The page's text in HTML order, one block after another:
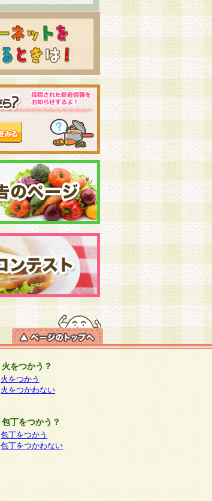
火をつかう？
火をつかう
火をつかわない
包丁をつかう？
包丁をつかう
包丁をつかわない